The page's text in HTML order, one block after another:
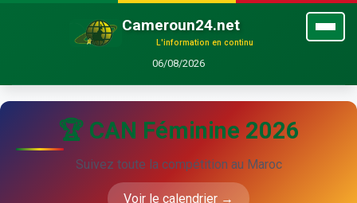
Cameroun24.net
L'information en continu
06/08/2026
🏆 CAN Féminine 2026
Suivez toute la compétition au Maroc
Voir le calendrier →